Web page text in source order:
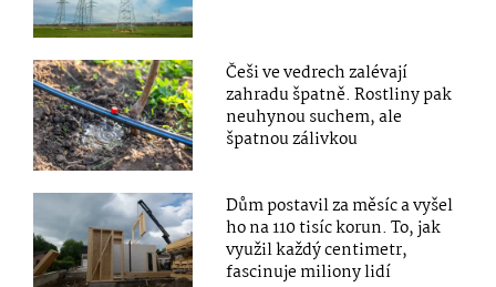
Češi ve vedrech zalévají
zahradu špatně. Rostliny pak
neuhynou suchem, ale
špatnou zálivkou
Dům postavil za měsíc a vyšel
ho na 110 tisíc korun. To, jak
využil každý centimetr,
fascinuje miliony lidí